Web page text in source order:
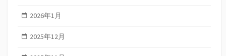
2026年1月
2025年12月